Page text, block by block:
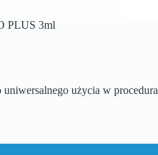
PLUS 3ml
użycia w